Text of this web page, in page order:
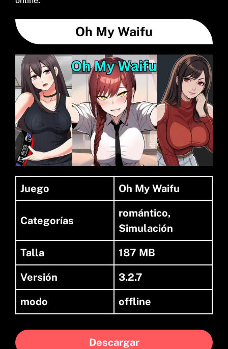
Oh My Waifu
Juego Oh My Waifu
Categorías
romántico,
Simulación
Talla
187 MB
Versión
3.2.7
modo
offline
Descargar